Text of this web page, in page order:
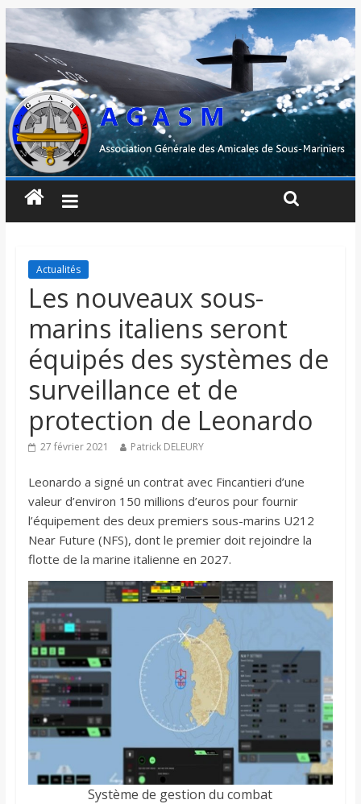
Actualités
Les nouveaux sous-
marins italiens seront
équipés des systèmes de
surveillance et de
protection de Leonardo
27 février 2021 Patrick DELEURY
Leonardo a signé un contrat avec Fincantieri d’une
valeur d’environ 150 millions d’euros pour fournir
l’équipement des deux premiers sous-marins U212
Near Future (NFS), dont le premier doit rejoindre la
flotte de la marine italienne en 2027.
Système de gestion du combat